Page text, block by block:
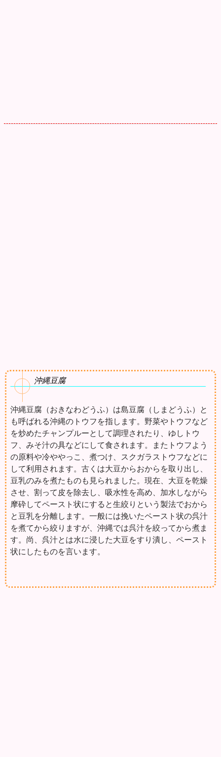
沖縄豆腐
沖縄豆腐（おきなわどうふ）は島豆腐（しまどうふ）と
も呼ばれる沖縄のトウフを指します。野菜やトウフなど
を炒めたチャンプルーとして調理されたり、ゆしトウ
フ、みそ汁の具などにして食されます。またトウフよう
の原料や冷ややっこ、煮つけ、スクガラストウフなどに
して利用されます。古くは大豆からおからを取り出し、
豆乳のみを煮たものも見られました。現在、大豆を乾燥
させ、割って皮を除去し、吸水性を高め、加水しながら
摩砕してペースト状にすると生絞りという製法でおから
と豆乳を分離します。一般には挽いたペースト状の呉汁
を煮てから絞りますが、沖縄では呉汁を絞ってから煮ま
す。尚、呉汁とは水に浸した大豆をすり潰し、ペースト
状にしたものを言います。